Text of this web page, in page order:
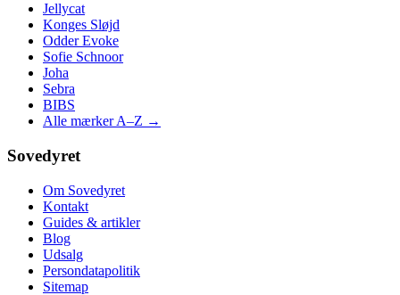
Jellycat
Konges Sløjd
Odder Evoke
Sofie Schnoor
Joha
Sebra
BIBS
Alle mærker A–Z →
Sovedyret
Om Sovedyret
Kontakt
Guides & artikler
Blog
Udsalg
Persondatapolitik
Sitemap